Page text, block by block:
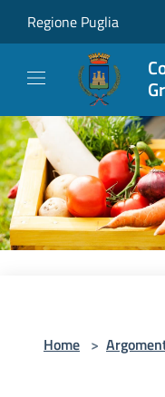
Regione Puglia
Home >